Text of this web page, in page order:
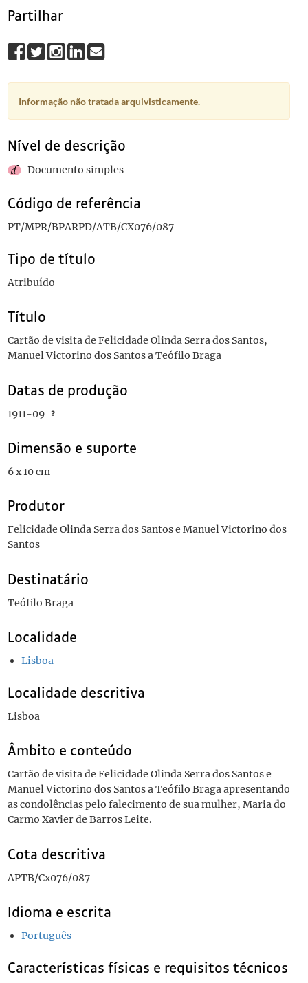
Partilhar
Informação não tratada arquivisticamente.
Nível de descrição
Documento simples
Código de referência
PT/MPR/BPARPD/ATB/CX076/087
Tipo de título
Atribuído
Título
Cartão de visita de Felicidade Olinda Serra dos Santos,
Manuel Victorino dos Santos a Teófilo Braga
Datas de produção
1911-09
Dimensão e suporte
6 x 10 cm
Produtor
Felicidade Olinda Serra dos Santos e Manuel Victorino dos
Santos
Destinatário
Teófilo Braga
Localidade
Lisboa
Localidade descritiva
Lisboa
Âmbito e conteúdo
Cartão de visita de Felicidade Olinda Serra dos Santos e
Manuel Victorino dos Santos a Teófilo Braga apresentando
as condolências pelo falecimento de sua mulher, Maria do
Carmo Xavier de Barros Leite.
Cota descritiva
APTB/Cx076/087
Idioma e escrita
Português
Características físicas e requisitos técnicos